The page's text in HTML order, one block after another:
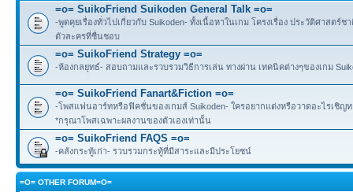
=o= SuikoFriend Suikoden General Talk =o=
-พูดคุยเรื่องทั่วไปเกี่ยวกับ Suikoden- ทั้งเนื้อหาในเกม โครงเรื่อง ประวัติศาสตร์ช
ตัวละครที่ชื่นชอบ
=o= SuikoFriend Strategy =o=
-ห้องกลยุทธ์- สอบถามและรวบรวมวิธีการเล่น ทางผ่าน เทคนิคต่างๆของเกม
=o= SuikoFriend Fanart&Fiction =o=
-โพสแฟนอาร์ทหรือฟิคชั่นของเกมส์ Suikoden- ใครอยากแต่งหรือวาดอะไรเชิญท
*กรุณาโพสเฉพาะผลงานของตัวเองเท่านั้น
=o= SuikoFriend FAQS =o=
-คลังกระทู้เก่า- รวบรวมกระทู้ที่มีสาระและมีประโยชน์
=O= OTHER FORUM=O=